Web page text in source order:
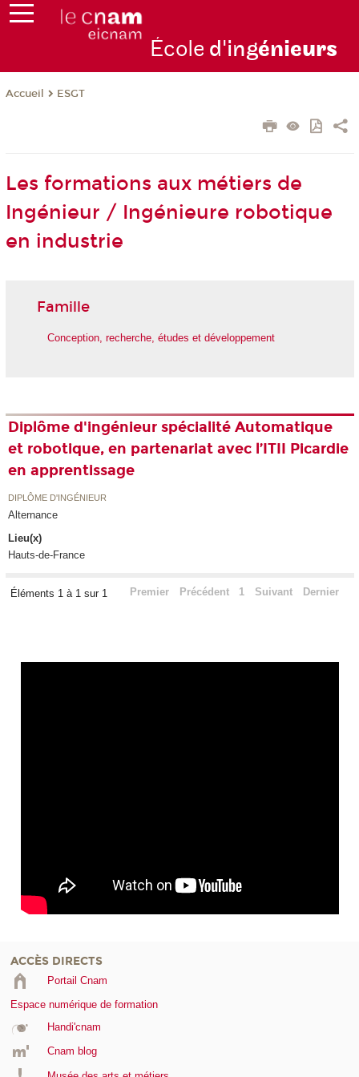
École d'ingénieurs
Accueil ESGT
Les formations aux métiers de
Ingénieur / Ingénieure robotique
en industrie
Famille
Conception, recherche, études et développement
Diplôme d'ingénieur spécialité Automatique
et robotique, en partenariat avec l’ITII Picardie
en apprentissage
DIPLÔME D'INGÉNIEUR
Alternance
Lieu(x)
Hauts-de-France
Éléments 1 à 1 sur 1 Premier Précédent 1 Suivant Dernier
ACCÈS DIRECTS
Portail Cnam
Espace numérique de formation
Handi'cnam
Cnam blog